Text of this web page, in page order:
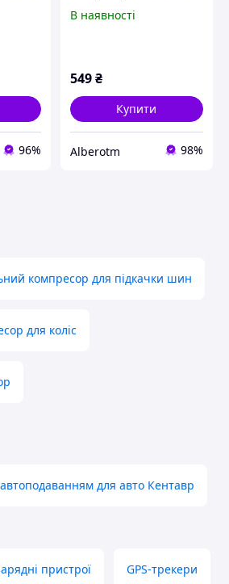
96%
насос для коліс
В наявності
549₴
Купити
Alberotm 98%
компресор для підкачки шин
для коліс
для авто Кентавр
пристрої GPS-трекери